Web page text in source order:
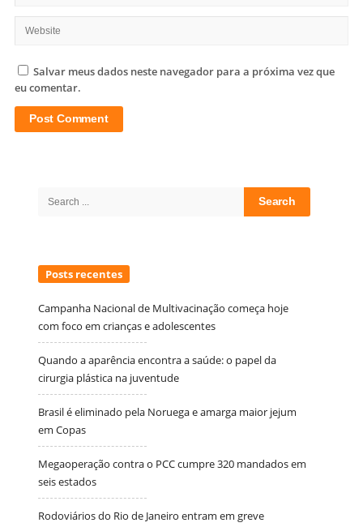
Salvar meus dados neste navegador para a próxima vez que
eu comentar.
Search
Posts recentes
Campanha Nacional de Multivacinação começa hoje
com foco em crianças e adolescentes
Quando a aparência encontra a saúde: o papel da
cirurgia plástica na juventude
Brasil é eliminado pela Noruega e amarga maior jejum
em Copas
Megaoperação contra o PCC cumpre 320 mandados em
seis estados
Rodoviários do Rio de Janeiro entram em greve